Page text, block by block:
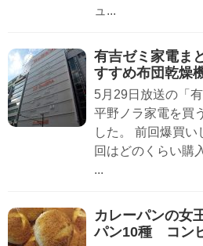
ュ...
有吉ゼミ家電ま
すすめ布団乾燥
5月29日放送の「
平野ノラ家電を買
した。 前回爆買
回はどのくらい購
...
カレーパンの女
パン10種 コン